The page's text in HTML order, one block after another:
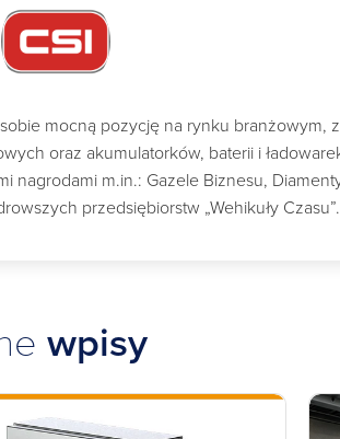
mocną pozycję na rynku
oraz akumulatorków, baterii i
m.in.: Gazele Biznesu,
przedsiębiorstw „Wehikuły Czasu”.
wpisy